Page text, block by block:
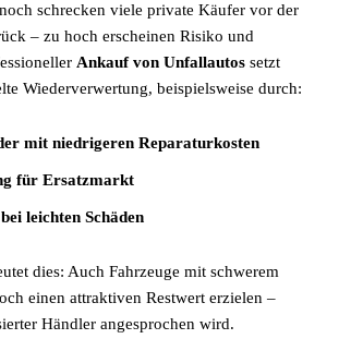
schrecken viele private Käufer vor der
– zu hoch erscheinen Risiko und
Ankauf von Unfallautos setzt
Wiederverwertung, beispielsweise durch:
mit niedrigeren Reparaturkosten
für Ersatzmarkt
leichten Schäden
dies: Auch Fahrzeuge mit schwerem
einen attraktiven Restwert erzielen –
Händler angesprochen wird.